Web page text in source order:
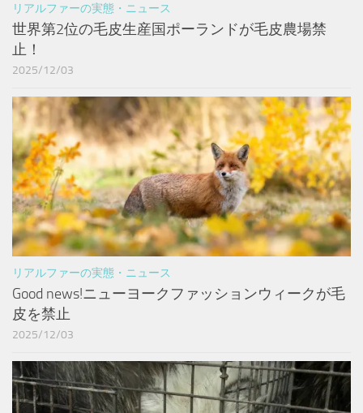
リアルファーの実態・ニュース
世界第2位の毛皮生産国ポーランドが毛皮農場禁
止！
2025/12/03
リアルファーの実態・ニュース
Good news!ニューヨークファッションウィークが毛
皮を禁止
2025/12/03